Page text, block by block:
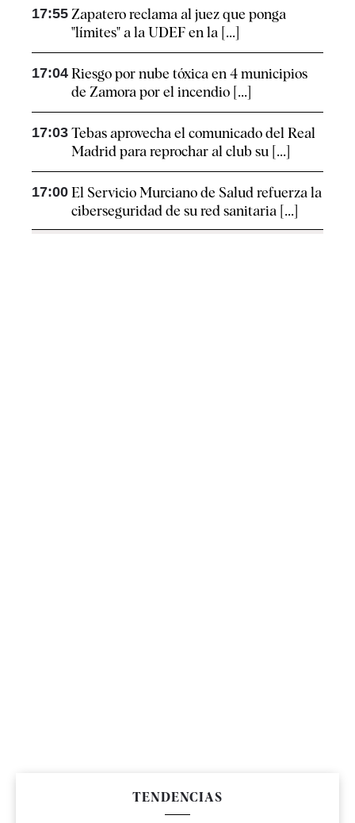
17:55 Zapatero reclama al juez que ponga
"límites" a la UDEF en la [...]
17:04 Riesgo por nube tóxica en 4 municipios
de Zamora por el incendio [...]
17:03 Tebas aprovecha el comunicado del Real
Madrid para reprochar al club su [...]
17:00 El Servicio Murciano de Salud refuerza la
ciberseguridad de su red sanitaria [...]
TENDENCIAS